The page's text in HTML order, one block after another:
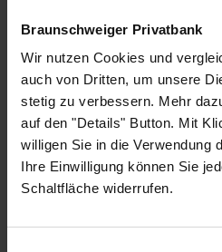
Braunschweiger Privatbank
Wir nutzen Cookies und
auch von Dritten, um unsere
stetig zu verbessern. Mehr
auf den "Details" Button. Mit
willigen Sie in die Verwendung
Ihre Einwilligung können Sie
Schaltfläche widerrufen.
Häufige Fragen zur
Für welche Produkte gilt die
haben?